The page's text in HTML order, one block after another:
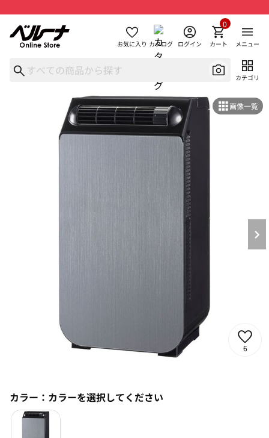
お気に入り カタログ ログイン カート
0
メニュー
カテゴリ
画像一覧
6
カラー： カラーを選択してください